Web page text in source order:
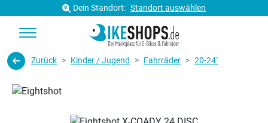
Dein Standort: Standort auswählen
Zurück Kinder / Jugend Fahrräder 20-24"